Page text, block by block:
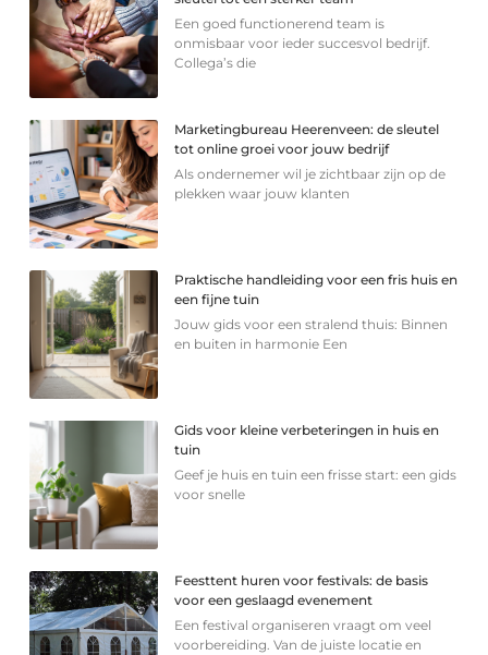
Een goed functionerend team is
onmisbaar voor ieder succesvol bedrijf.
Collega’s die
Marketingbureau Heerenveen: de sleutel
tot online groei voor jouw bedrijf
Als ondernemer wil je zichtbaar zijn op de
plekken waar jouw klanten
Praktische handleiding voor een fris huis en
een fijne tuin
Jouw gids voor een stralend thuis: Binnen
en buiten in harmonie Een
Gids voor kleine verbeteringen in huis en
tuin
Geef je huis en tuin een frisse start: een gids
voor snelle
Feesttent huren voor festivals: de basis
voor een geslaagd evenement
Een festival organiseren vraagt om veel
voorbereiding. Van de juiste locatie en